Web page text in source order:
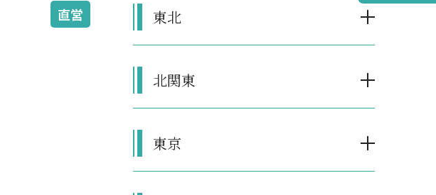
東北
北関東
東京
直営